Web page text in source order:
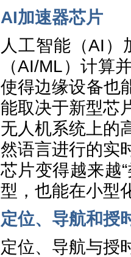
AI加速器芯片
人工智能（AI
（AI/ML）计算
使得边缘设备也
能取决于新型芯
无人机系统上的
然语言进行的实
芯片变得越来越
型，也能在小型
定位、导航和授
定位、导航与授